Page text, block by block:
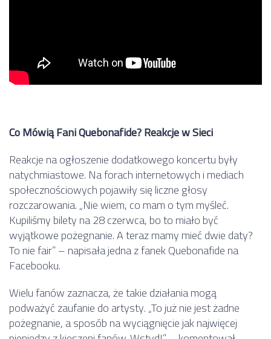
Co Mówią Fani Quebonafide? Reakcje w Sieci
Reakcje na ogłoszenie dodatkowego koncertu były
natychmiastowe. Na forach internetowych i mediach
społecznościowych pojawiły się liczne głosy
rozczarowania. „Nie wiem, co mam o tym myśleć.
Kupiliśmy bilety na 28 czerwca, bo to miało być
wyjątkowe pożegnanie. A teraz mamy mieć dwie daty?
To nie fair” – napisała jedna z fanek Quebonafide na
Facebooku.
Wielu fanów zaznacza, że takie działania mogą
podważyć zaufanie do artysty. „To już nie jest żadne
pożegnanie, a sposób na wyciągnięcie jak najwięcej